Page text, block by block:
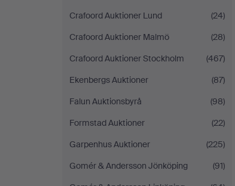
Crafoord Auktioner Lund
(24)
Crafoord Auktioner Malmö
(28)
Crafoord Auktioner Stockholm
(467)
Ekenbergs Auktioner
(87)
Falun Auktionsbyrå
(98)
Formstad Auktioner
(22)
Garpenhus Auktioner
(225)
Gomér & Andersson Jönköping
(91)